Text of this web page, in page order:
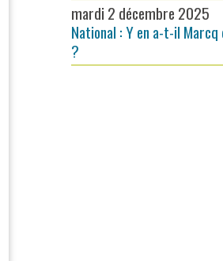
mardi 2 décembre 2025
National : Y en a-t-il Marcq
?